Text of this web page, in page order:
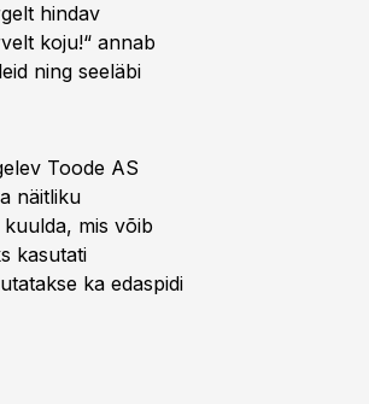
hindav
koju!“ annab
ning seeläbi
Toode AS
näitliku
mis võib
kasutati
ka edaspidi